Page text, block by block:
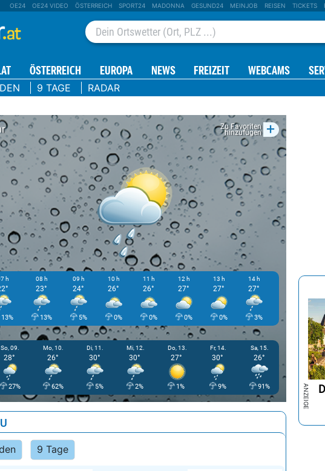
OE24 OE24 VIDEO ÖSTERREICH SPORT24 MADONNA GESUND24 MEINJOB REISEN TICKETS
ÖSTERREICH EUROPA NEWS FREIZEIT WEBCAMS
9 TAGE RADAR
Zu Favoriten
hinzufügen +
h
13%
08 h
23°
13%
09 h
24°
5%
10 h
26°
0%
11 h
26°
0%
12 h
27°
0%
13 h
27°
0%
14 h
27°
3%
So, 09.
28°
27%
Mo, 10.
26°
62%
Di, 11.
30°
5%
Mi, 12.
30°
2%
Do, 13.
27°
1%
Fr, 14.
30°
9%
Sa, 15.
26°
91%
9 Tage